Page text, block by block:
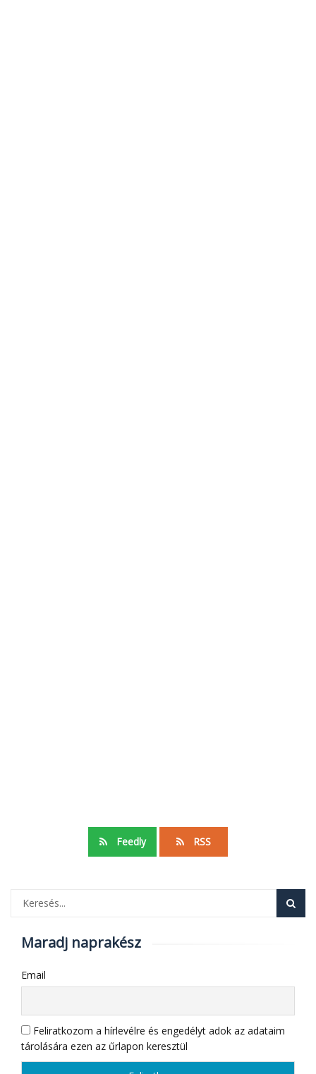
Feedly RSS
Maradj naprakész
Email
Feliratkozom a hírlevélre és engedélyt adok az adataim
tárolására ezen az űrlapon keresztül